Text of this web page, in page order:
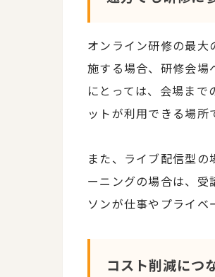
オンライン研修の最大
施する場合、研修会場
にとっては、会場ま
ットが利用できる場所
また、ライブ配信型
ーニングの場合は、受
ソンが仕事やプライベ
コスト削減につ